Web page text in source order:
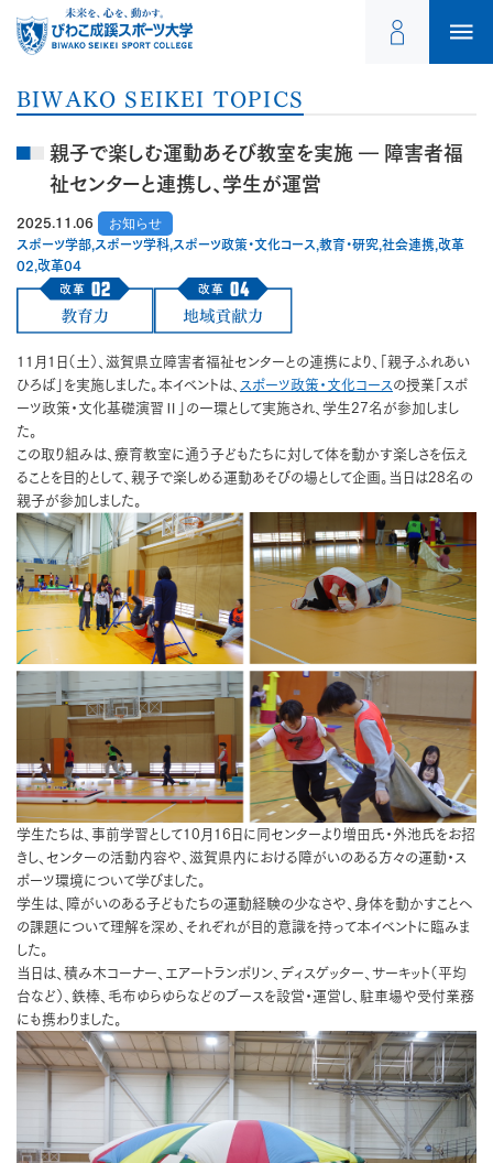
BIWAKO SEIKEI TOPICS
親子で楽しむ運動あそび教室を実施 ― 障害者福
祉センターと連携し、学生が運営
2025.11.06 お知らせ
スポーツ学部,スポーツ学科,スポーツ政策・文化コース,教育・研究,社会連携,改革
02,改革04
11月1日（土）、滋賀県立障害者福祉センターとの連携により、「親子ふれあい
ひろば」を実施しました。本イベントは、
スポーツ政策・文化コースの授業「スポ
ーツ政策・文化基礎演習Ⅱ」の一環として実施され、学生27名が参加しまし
た。
この取り組みは、療育教室に通う子どもたちに対して体を動かす楽しさを伝え
ることを目的として、親子で楽しめる運動あそびの場として企画。当日は28名の
親子が参加しました。
学生たちは、事前学習として10月16日に同センターより増田氏・外池氏をお招
きし、センターの活動内容や、滋賀県内における障がいのある方々の運動・ス
ポーツ環境について学びました。
学生は、障がいのある子どもたちの運動経験の少なさや、身体を動かすことへ
の課題について理解を深め、それぞれが目的意識を持って本イベントに臨みま
した。
当日は、積み木コーナー、エアートランポリン、ディスゲッター、サーキット（平均
台など）、鉄棒、毛布ゆらゆらなどのブースを設営・運営し、駐車場や受付業務
にも携わりました。